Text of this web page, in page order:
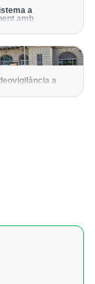
a
amb
a